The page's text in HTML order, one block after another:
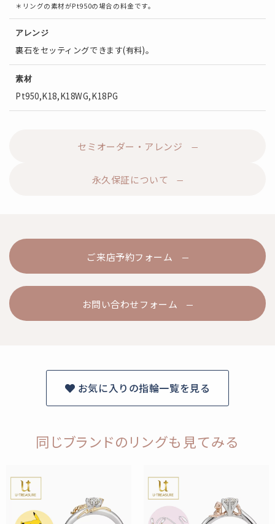
＊リングの素材がPt950の場合の料金です。
アレンジ
裏石をセッティングできます(有料)。
素材
Pt950,K18,K18WG,K18PG
セミオーダー・アレンジ
永久保証について
ご来店予約フォーム
お問い合わせフォーム
お気に入りの指輪一覧を見る
同じブランドのリングも見てみる